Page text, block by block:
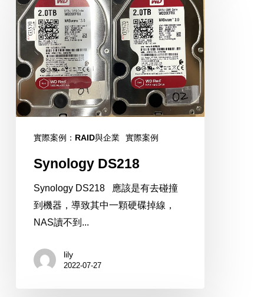
DS218
實際案例：RAID與企業 實際案例
Synology DS218
Synology DS218 應該是有去碰撞
到機器，導致其中一顆硬碟掉線，
NAS讀不到...
lily
2022-07-27